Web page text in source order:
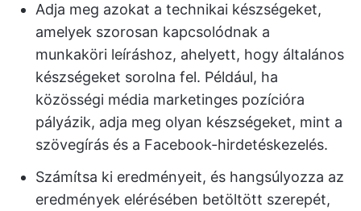
Adja meg azokat a technikai készségeket,
amelyek szorosan kapcsolódnak a
munkaköri leíráshoz, ahelyett, hogy általános
készségeket sorolna fel. Például, ha
közösségi média marketinges pozícióra
pályázik, adja meg olyan készségeket, mint a
szövegírás és a Facebook-hirdetéskezelés.
Számítsa ki eredményeit, és hangsúlyozza az
eredmények elérésében betöltött szerepét,